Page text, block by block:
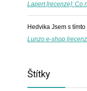
Lapert [recenze]: Co
Hedvika Jsem s
Lunzo e-shop
Štítky